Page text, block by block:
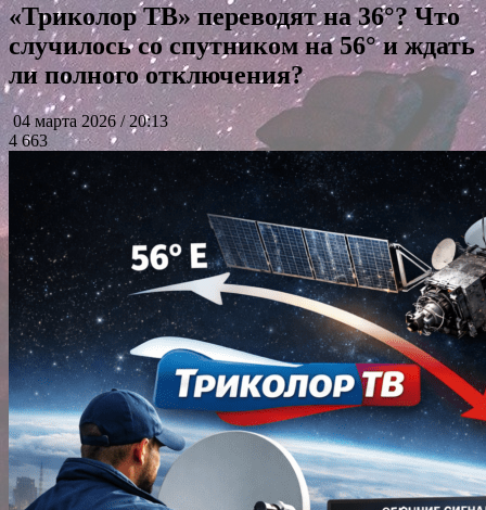
«Триколор ТВ» переводят на 36°? Что
случилось со спутником на 56° и ждать
ли полного отключения?
04 марта 2026 / 20:13
4 663